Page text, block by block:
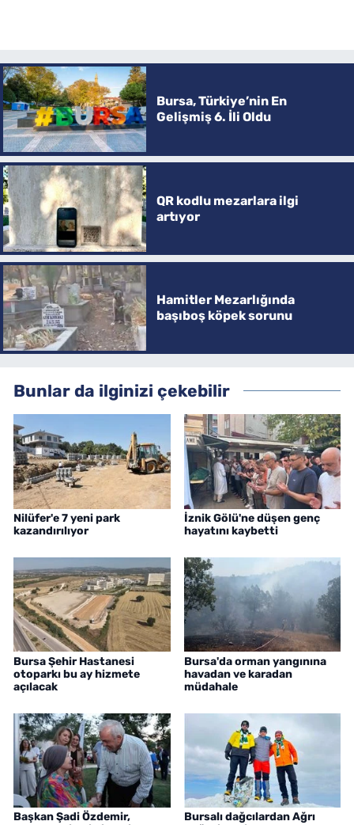
Bursa, Türkiye’nin En
Gelişmiş 6. İli Oldu
QR kodlu mezarlara ilgi
artıyor
Hamitler Mezarlığında
başıboş köpek sorunu
Bunlar da ilginizi çekebilir
Nilüfer'e 7 yeni park
kazandırılıyor
İznik Gölü'ne düşen genç
hayatını kaybetti
Bursa Şehir Hastanesi
otoparkı bu ay hizmete
açılacak
Bursa'da orman yangınına
havadan ve karadan
müdahale
Başkan Şadi Özdemir,
Bursalı dağcılardan Ağrı